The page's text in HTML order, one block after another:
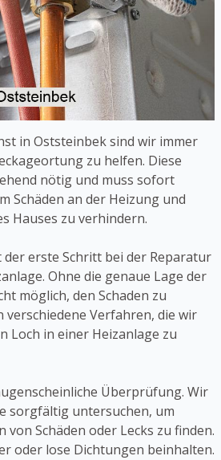
in Oststeinbek sind wir immer
zu helfen. Diese
nötig und muss sofort
Schäden an der Heizung und
Hauses zu verhindern.
erste Schritt bei der Reparatur
Ohne die genaue Lage der
möglich, den Schaden zu
verschiedene Verfahren, die wir
Loch in einer Heizanlage zu
Überprüfung. Wir
sorgfältig untersuchen, um
von Schäden oder Lecks zu finden.
oder lose Dichtungen beinhalten.